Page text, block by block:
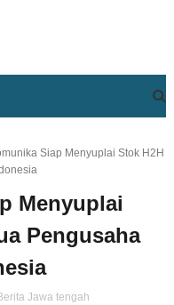
Siap Menyuplai Stok H2H
Menyuplai
Pengusaha
Jawa tengah